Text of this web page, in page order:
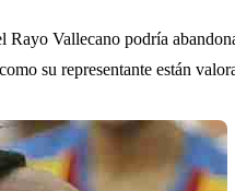
Vallecano podría
su representante están